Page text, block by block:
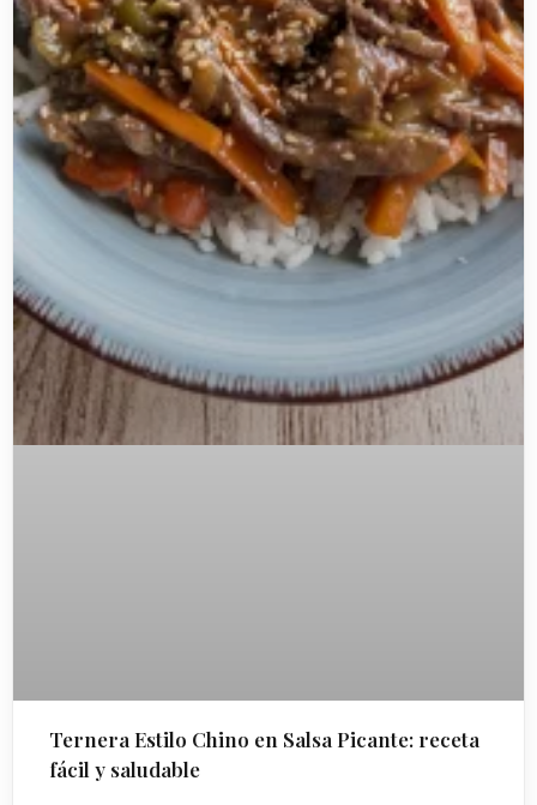
Ternera Estilo Chino en Salsa Picante: receta
fácil y saludable